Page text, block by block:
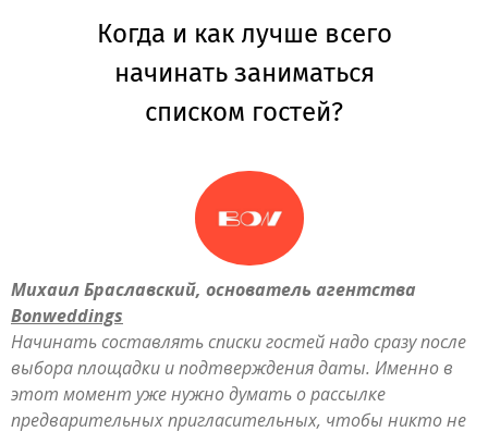
Когда и как лучше всего
начинать заниматься
списком гостей?
Михаил Браславский, основатель агентства
Bonweddings
Начинать составлять списки гостей надо сразу после
выбора площадки и подтверждения даты. Именно в
этот момент уже нужно думать о рассылке
предварительных пригласительных, чтобы никто не